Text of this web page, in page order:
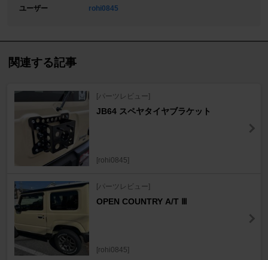
ユーザー
rohi0845
関連する記事
[パーツレビュー]
JB64 スペヤタイヤブラケット
[rohi0845]
[パーツレビュー]
OPEN COUNTRY A/T Ⅲ
[rohi0845]